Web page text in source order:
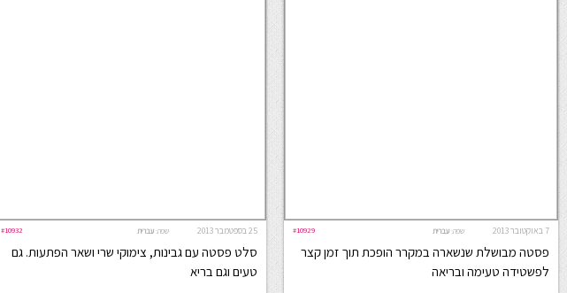
7 באוקטובר 2013 #10929 שפה: עברית
פסטה מבושלת שנשארה במקרר הופכת תוך זמן קצר
לפשטידה טעימה ובריאה
25 בספטמבר 2013 #10932 שפה: עברית
סלט פסטה עם גבינות, צימוקי שרי ושאר הפתעות. גם
טעים וגם בריא